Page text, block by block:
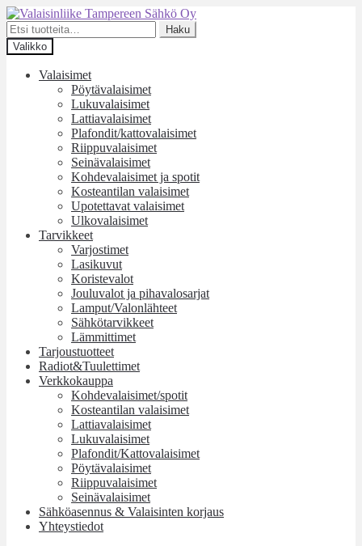
Siirry
navigointiin
Siirry
sisältöön
Etsi:
Haku
Valikko
Valaisimet
Pöytävalaisimet
Lukuvalaisimet
Lattiavalaisimet
Plafondit/kattovalaisimet
Riippuvalaisimet
Seinävalaisimet
Kohdevalaisimet ja spotit
Kosteantilan valaisimet
Upotettavat valaisimet
Ulkovalaisimet
Tarvikkeet
Varjostimet
Lasikuvut
Koristevalot
Jouluvalot ja pihavalosarjat
Lamput/Valonlähteet
Sähkötarvikkeet
Lämmittimet
Tarjoustuotteet
Radiot&Tuulettimet
Verkkokauppa
Kohdevalaisimet/spotit
Kosteantilan valaisimet
Lattiavalaisimet
Lukuvalaisimet
Plafondit/Kattovalaisimet
Pöytävalaisimet
Riippuvalaisimet
Seinävalaisimet
Sähköasennus & Valaisinten korjaus
Yhteystiedot